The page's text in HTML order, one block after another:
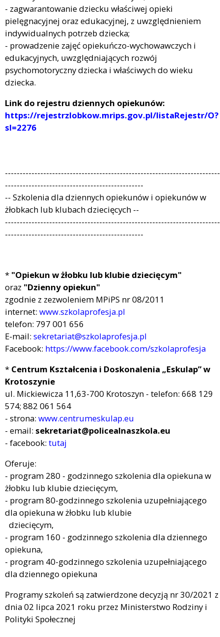
- zagwarantowanie dziecku właściwej opieki
pielęgnacyjnej oraz edukacyjnej, z uwzględnieniem
indywidualnych potrzeb dziecka;
- prowadzenie zajęć opiekuńczo-wychowawczych i
edukacyjnych, uwzględniających rozwój
psychomotoryczny dziecka i właściwych do wieku
dziecka.
Link do rejestru dziennych opiekunów:
https://rejestrzlobkow.mrips.gov.pl/listaRejestr/O?
sl=2276
-------------------------------------------------------------------------
-----------------------------------------------
-- Szkolenia dla dziennych opiekunów i opiekunów w
żłobkach lub klubach dziecięcych --
-------------------------------------------------------------------------
-----------------------------------------------
* "Opiekun w żłobku lub klubie dziecięcym"
oraz "Dzienny opiekun"
zgodnie z zezwoleniem MPiPS nr 08/2011
internet: www.szkolaprofesja.pl
telefon: 797 001 656
E-mail: sekretariat@szkolaprofesja.pl
Facebook: https://www.facebook.com/szkolaprofesja
* Centrum Kształcenia i Doskonalenia „Eskulap” w
Krotoszynie
ul. Mickiewicza 11,63-700 Krotoszyn - telefon: 668 129
574; 882 061 564
- strona: www.centrumeskulap.eu
- email: sekretariat@policealnaszkola.eu
- facebook: tutaj
Oferuje:
- program 280 - godzinnego szkolenia dla opiekuna w
żłobku lub klubie dziecięcym,
- program 80-godzinnego szkolenia uzupełniającego
dla opiekuna w żłobku lub klubie
dziecięcym,
- program 160 - godzinnego szkolenia dla dziennego
opiekuna,
- program 40-godzinnego szkolenia uzupełniającego
dla dziennego opiekuna
Programy szkoleń są zatwierdzone decyzją nr 30/2021 z
dnia 02 lipca 2021 roku przez Ministerstwo Rodziny i
Polityki Społecznej